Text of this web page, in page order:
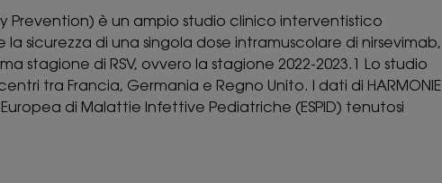
Prevention) è un ampio studio clinico interventistico
sicurezza di una singola dose intramuscolare di nirsevimab,
stagione di RSV, ovvero la stagione 2022-2023.1 Lo studio
tra Francia, Germania e Regno Unito. I dati di HARMONIE
di Malattie Infettive Pediatriche (ESPID) tenutosi